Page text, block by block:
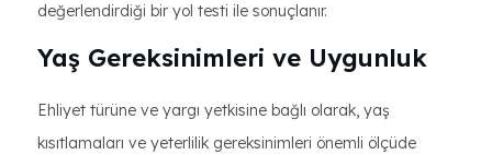
değerlendirdiği bir yol testi ile sonuçlanır.
Yaş Gereksinimleri ve Uygunluk
Ehliyet türüne ve yargı yetkisine bağlı olarak, yaş
kısıtlamaları ve yeterlilik gereksinimleri önemli ölçüde